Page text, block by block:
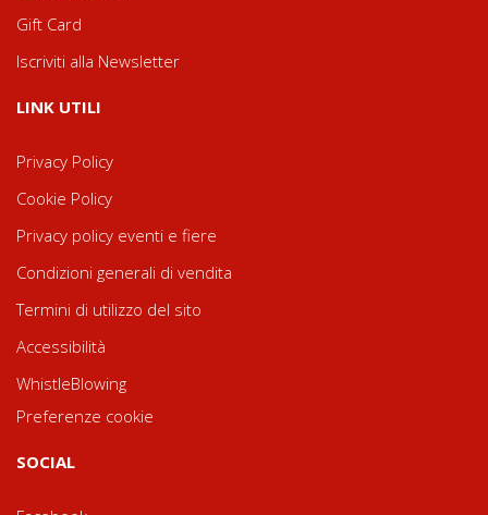
Gift Card
Iscriviti alla Newsletter
LINK UTILI
Privacy Policy
Cookie Policy
Privacy policy eventi e fiere
Condizioni generali di vendita
Termini di utilizzo del sito
Accessibilità
WhistleBlowing
Preferenze cookie
SOCIAL